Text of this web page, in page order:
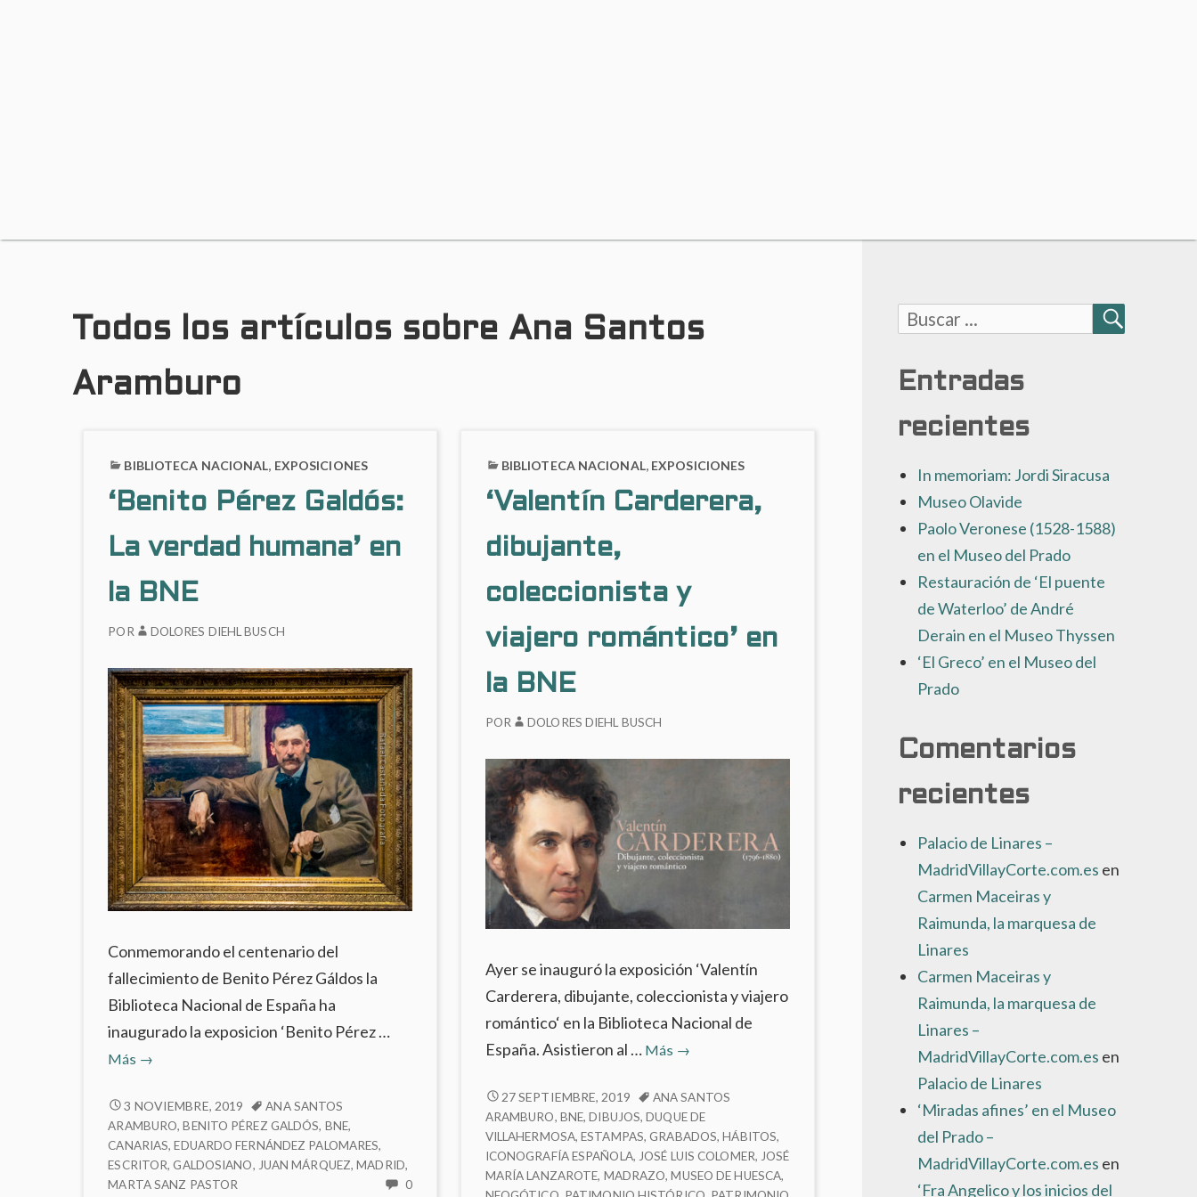
Todos los artículos sobre Ana Santos
Aramburo
BIBLIOTECA NACIONAL, EXPOSICIONES
‘Benito Pérez Galdós:
La verdad humana’ en
la BNE
POR DOLORES DIEHL BUSCH
Conmemorando el centenario del
fallecimiento de Benito Pérez Gáldos la
Biblioteca Nacional de España ha
inaugurado la exposicion ‘Benito Pérez …
Más ‘Benito
Galdós:
La
verdad
humana’
→
‘BENITO
PÉREZ
GALDÓS:
LA
VERDAD
3 NOVIEMBRE, 2019
ANA SANTOS
ARAMBURO,BENITO PÉREZ GALDÓS, BNE,
CANARIAS,EDUARDO FERNÁNDEZ PALOMARES,
ESCRITOR,GALDOSIANO, JUAN MÁRQUEZ,MADRID,
MARTA SANZ PASTOR
0NO
BIBLIOTECA NACIONAL, EXPOSICIONES
‘Valentín Carderera,
dibujante,
coleccionista y
viajero romántico’ en
la BNE
POR DOLORES DIEHL BUSCH
Ayer se inauguró la exposición ‘Valentín
Carderera, dibujante, coleccionista y viajero
romántico‘ en la Biblioteca Nacional de
España. Asistieron al … Más ‘Valentín
dibujante,
coleccionista
y
viajero
romántico’
→
‘VALENTÍN
CARDERERA,
DIBUJANTE,
COLECCIONISTA
Y
27 SEPTIEMBRE, 2019
ANA SANTOS
ARAMBURO, BNE,DIBUJOS,DUQUE DE
VILLAHERMOSA,ESTAMPAS,GRABADOS,HÁBITOS,
ICONOGRAFÍA ESPAÑOLA, JOSÉ LUIS COLOMER, JOSÉ
MARÍA LANZAROTE, MADRAZO,MUSEO DE HUESCA,
Buscar:
BUSCAR
Entradas
recientes
In memoriam: Jordi Siracusa
Museo Olavide
Paolo Veronese (1528-1588)
en el Museo del Prado
Restauración de ‘El puente
de Waterloo’ de André
Derain en el Museo Thyssen
‘El Greco’ en el Museo del
Prado
Comentarios
recientes
Palacio de Linares –
MadridVillayCorte.com.es en
Carmen Maceiras y
Raimunda, la marquesa de
Linares
Carmen Maceiras y
Raimunda, la marquesa de
Linares –
MadridVillayCorte.com.es en
Palacio de Linares
‘Miradas afines’ en el Museo
del Prado –
MadridVillayCorte.com.es en
‘Fra Angelico y los inicios del